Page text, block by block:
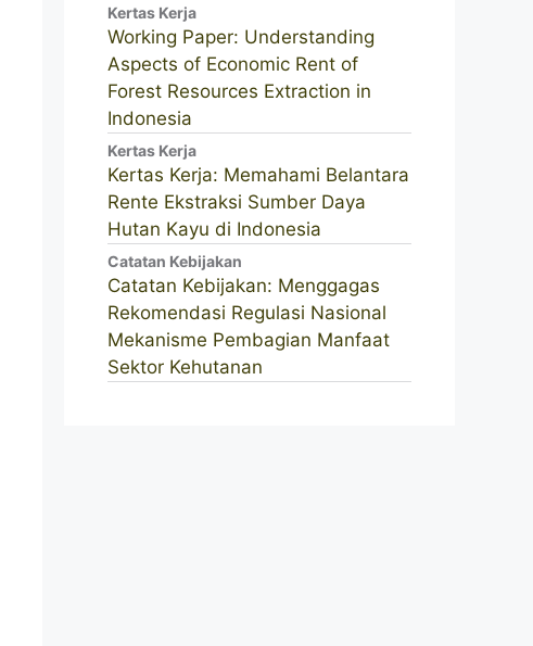
Kertas Kerja
Working Paper: Understanding
Aspects of Economic Rent of
Forest Resources Extraction in
Indonesia
Kertas Kerja
Kertas Kerja: Memahami Belantara
Rente Ekstraksi Sumber Daya
Hutan Kayu di Indonesia
Catatan Kebijakan
Catatan Kebijakan: Menggagas
Rekomendasi Regulasi Nasional
Mekanisme Pembagian Manfaat
Sektor Kehutanan